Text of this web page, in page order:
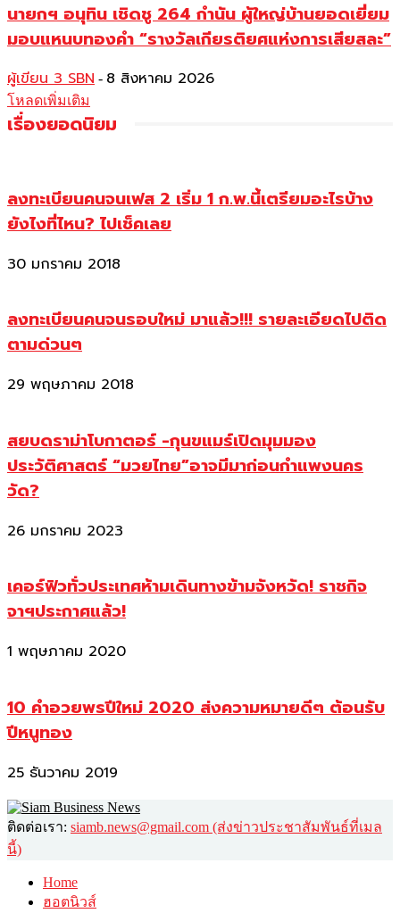
นายกฯ อนุทิน เชิดชู 264 กำนัน ผู้ใหญ่บ้านยอดเยี่ยม
มอบแหนบทองคำ “รางวัลเกียรติยศแห่งการเสียสละ”
ผู้เขียน 3 SBN - 8 สิงหาคม 2026
โหลดเพิ่มเติม
เรื่องยอดนิยม
ลงทะเบียนคนจนเฟส 2 เริ่ม 1 ก.พ.นี้เตรียมอะไรบ้าง
ยังไงที่ไหน? ไปเช็คเลย
30 มกราคม 2018
ลงทะเบียนคนจนรอบใหม่ มาแล้ว!!! รายละเอียดไปติด
ตามด่วนๆ
29 พฤษภาคม 2018
สยบดราม่าโบกาตอร์ -กุนขแมร์เปิดมุมมอง
ประวัติศาสตร์ “มวยไทย”อาจมีมาก่อนกำแพงนคร
วัด?
26 มกราคม 2023
เคอร์ฟิวทั่วประเทศห้ามเดินทางข้ามจังหวัด! ราชกิจ
จาฯประกาศแล้ว!
1 พฤษภาคม 2020
10 คำอวยพรปีใหม่ 2020 ส่งความหมายดีๆ ต้อนรับ
ปีหนูทอง
25 ธันวาคม 2019
ติดต่อเรา: siamb.news@gmail.com (ส่งข่าวประชาสัมพันธ์ที่เมล
นี้)
Home
ฮอตนิวส์